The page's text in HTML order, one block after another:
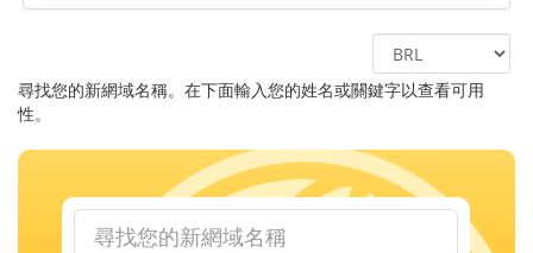
尋找您的新網域名稱。在下面輸入您的姓名或關鍵字以查看可用
性。